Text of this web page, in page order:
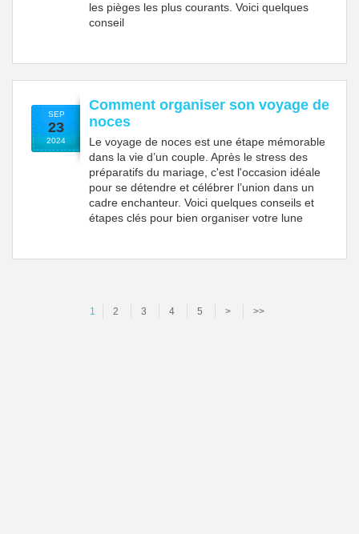
les pièges les plus courants. Voici quelques
conseil
SEP
23
2024
Comment organiser son voyage de
noces
Le voyage de noces est une étape mémorable
dans la vie d’un couple. Après le stress des
préparatifs du mariage, c'est l'occasion idéale
pour se détendre et célébrer l’union dans un
cadre enchanteur. Voici quelques conseils et
étapes clés pour bien organiser votre lune
1 2 3 4 5 > >>